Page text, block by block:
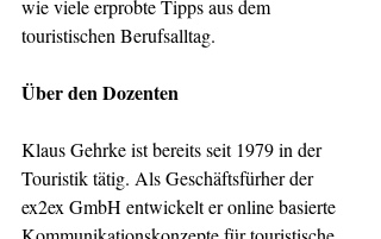
wie viele erprobte Tipps aus dem
touristischen Berufsalltag.
Über den Dozenten
Klaus Gehrke ist bereits seit 1979 in der
Touristik tätig. Als Geschäftsfürher der
ex2ex GmbH entwickelt er online basierte